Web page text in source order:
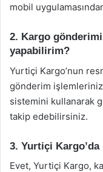
mobil
2. Kargo
yapabilirim?
Yurtiçi Kargo’nun
gönderim
sistemini kullanarak
takip edebilirsiniz.
3. Yurtiçi Kargo’da
Evet, Yurtiçi Kargo,